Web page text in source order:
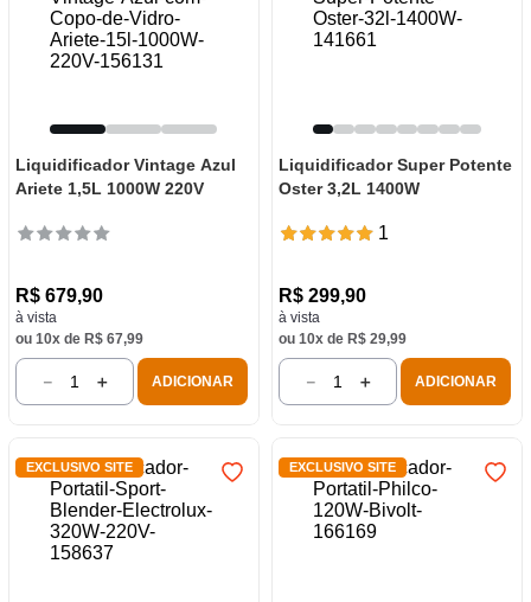
Liquidificador Vintage Azul
Ariete 1,5L 1000W 220V
R$ 679,90
à vista
ou 10x de R$ 67,99
＋
－ ADICIONAR
Liquidificador Super Potente
Oster 3,2L 1400W
1
R$ 299,90
à vista
ou 10x de R$ 29,99
＋
－ ADICIONAR
EXCLUSIVO SITE EXCLUSIVO SITE